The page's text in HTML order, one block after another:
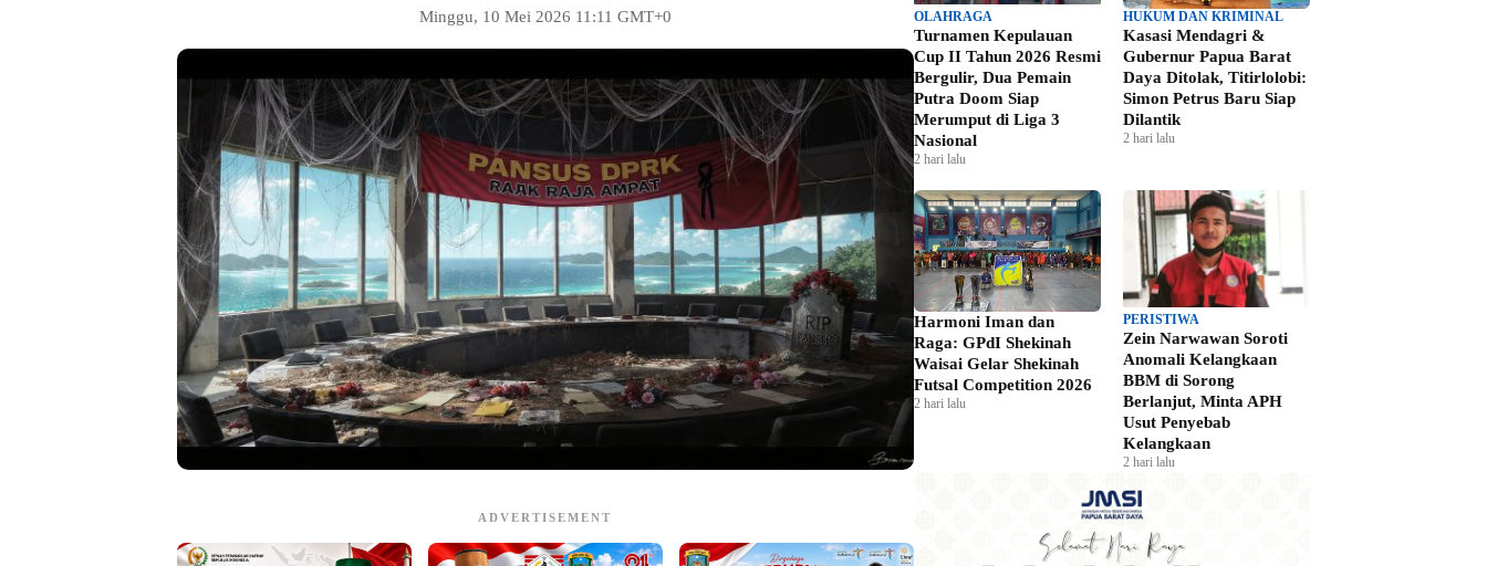
Minggu, 10 Mei 2026 11:11 GMT+0
ADVERTISEMENT
OLAHRAGA
Turnamen Kepulauan
Cup II Tahun 2026 Resmi
Bergulir, Dua Pemain
Putra Doom Siap
Merumput di Liga 3
Nasional
2 hari lalu
HUKUM DAN KRIMINAL
Kasasi Mendagri &
Gubernur Papua Barat
Daya Ditolak, Titirlolobi:
Simon Petrus Baru Siap
Dilantik
2 hari lalu
Harmoni Iman dan
Raga: GPdI Shekinah
Waisai Gelar Shekinah
Futsal Competition 2026
2 hari lalu
PERISTIWA
Zein Narwawan Soroti
Anomali Kelangkaan
BBM di Sorong
Berlanjut, Minta APH
Usut Penyebab
Kelangkaan
2 hari lalu